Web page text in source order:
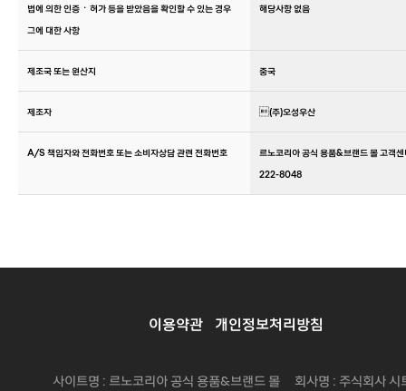
법에 의한 인증ㆍ허가 등을 받았음을 확인할 수 있는 경우
그에 대한 사항
해당사항 없음
제조국 또는 원산지 중국
제조자 (주)오성우산
A/S 책임자와 전화번호 또는 소비자상담 관련 전화번호
르노코리아 공식 용품&브랜드 몰 고객
222-8048
이용약관 개인정보처리방침
사이트명 : 르노코리아 공식 용품&브랜드 몰 회사명 : 주식회사 시